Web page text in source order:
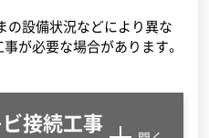
の設備状況などにより異な
が必要な場合があります。
接続工事